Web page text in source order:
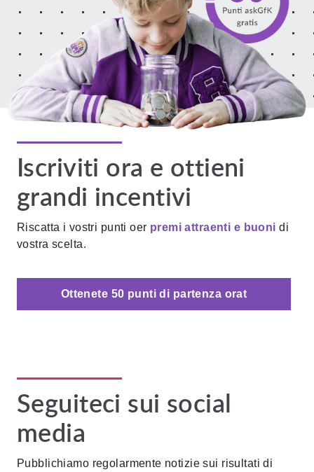
Iscriviti ora e ottieni
grandi incentivi
Riscatta i vostri punti oer premi attraenti e buoni di
vostra scelta.
Ottenete 50 punti di partenza orat
Seguiteci sui social
media
Pubblichiamo regolarmente notizie sui risultati di